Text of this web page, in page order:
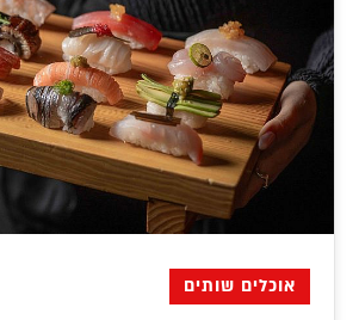
אוכלים שותים